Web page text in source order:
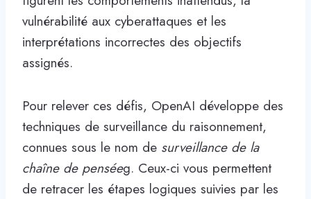
vulnérabilité aux cyberattaques et les
interprétations incorrectes des objectifs
assignés.
Pour relever ces défis, OpenAI développe des
techniques de surveillance du raisonnement,
connues sous le nom de surveillance de la
chaîne de penséeg. Ceux-ci vous permettent
de retracer les étapes logiques suivies par les